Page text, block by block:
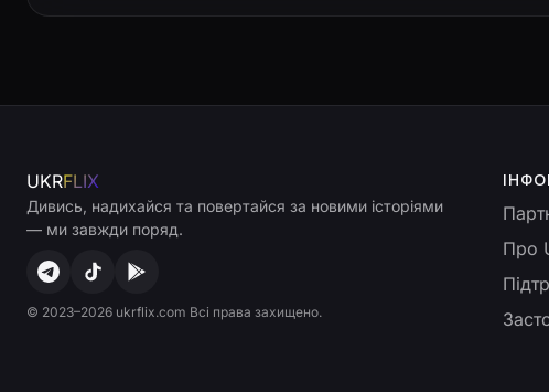
UKRFLIX
Дивись, надихайся та повертайся за новими історіями
— ми завжди поряд.
© 2023–2026 ukrflix.com Всі права захищено.
Про